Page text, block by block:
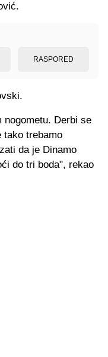
RASPORED
Derbi se
tako trebamo
da je Dinamo
do tri boda", rekao